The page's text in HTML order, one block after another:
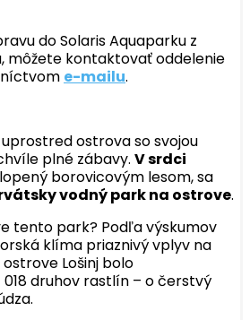
do Solaris Aquaparku z
môžete kontaktovať oddelenie
e-mailu.
ostrova so svojou
plné zábavy. V srdci
borovicovým lesom, sa
vodný park na ostrove.
tento park? Podľa výskumov
klíma priaznivý vplyv na
Lošinj bolo
018 druhov rastlín – o čerstvý